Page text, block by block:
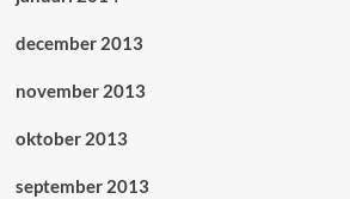
december 2013
november 2013
oktober 2013
september 2013